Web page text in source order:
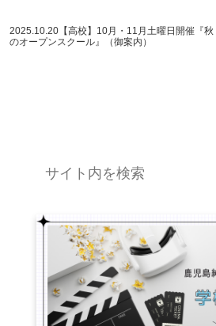
2025.10.20【高校】10月・11月土曜日開催『秋
のオープンスクール』（御案内）